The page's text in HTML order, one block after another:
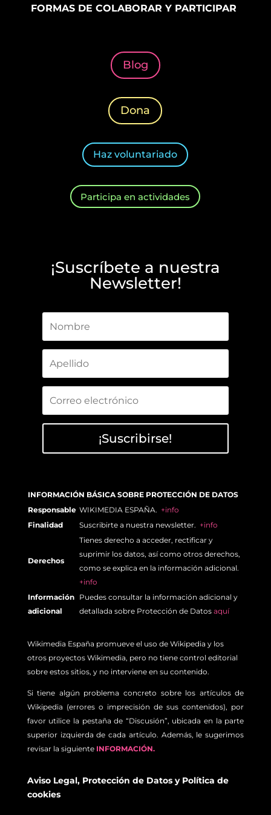
FORMAS DE COLABORAR Y PARTICIPAR
Blog
Dona
Haz voluntariado
Participa en actividades
¡Suscríbete a nuestra
Newsletter!
¡Suscribirse!
INFORMACIÓN BÁSICA SOBRE PROTECCIÓN DE DATOS
Responsable WIKIMEDIA ESPAÑA. +info
Finalidad
Suscribirte a nuestra newsletter. +info
Derechos
Tienes derecho a acceder, rectificar y
suprimir los datos, así como otros derechos,
como se explica en la información adicional.
+info
Información
adicional
Puedes consultar la información adicional y
detallada sobre Protección de Datos aquí
Wikimedia España promueve el uso de Wikipedia y los
otros proyectos Wikimedia, pero no tiene control editorial
sobre estos sitios, y no interviene en su contenido.
Si tiene algún problema concreto sobre los artículos de
Wikipedia (errores o imprecisión de sus contenidos), por
favor utilice la pestaña de “Discusión”, ubicada en la parte
superior izquierda de cada artículo. Además, le sugerimos
revisar la siguiente INFORMACIÓN.
Aviso Legal, Protección de Datosy Política de
cookies